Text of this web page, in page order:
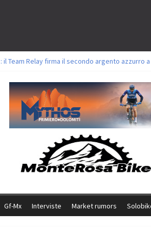
il Team Relay firma il secondo argento azzurro
titoli a Aldridge, Frei e Hutter. Argento per
vittorie per Ghibaudo, Grossmann e Gallis.
Bike della Brianza: l’ultima sfida agonistica di
Gf-Mx Interviste Market rumors